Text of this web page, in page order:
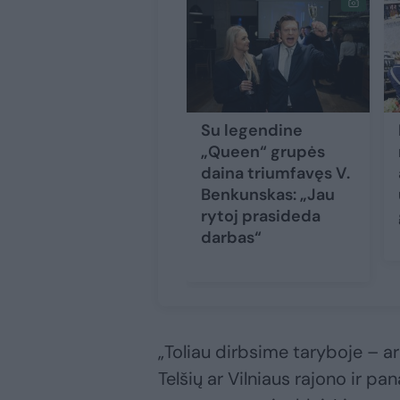
Su legendine
„Queen“ grupės
daina triumfavęs V.
Benkunskas: „Jau
rytoj prasideda
darbas“
„Toliau dirbsime taryboje –
Telšių ar Vilniaus rajono ir